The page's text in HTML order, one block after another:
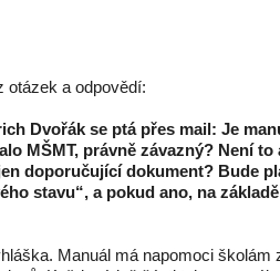
otázek a odpovědí:
Dvořák se ptá přes mail: Je
MŠMT, právně závazný? Není to
doporučující dokument? Bude
stavu“, a pokud ano, na základě
Manuál má napomoci školám